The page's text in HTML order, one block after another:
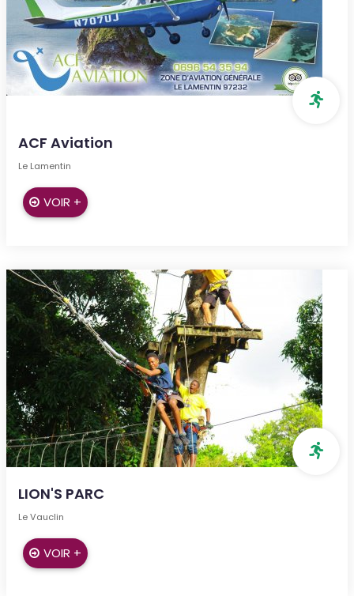
ACF Aviation
Le Lamentin
VOIR +
LION'S PARC
Le Vauclin
VOIR +